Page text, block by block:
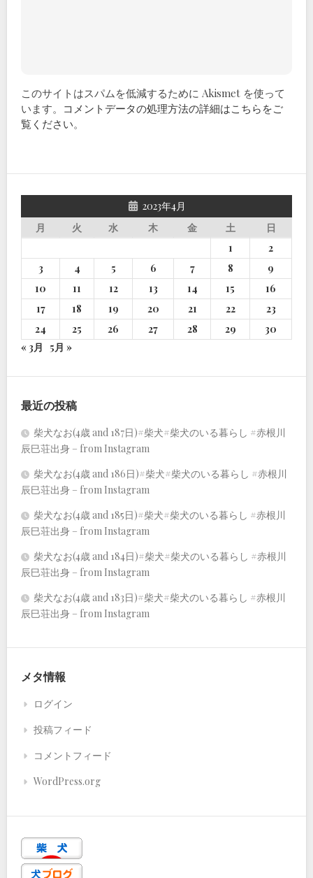
このサイトはスパムを低減するために Akismet を使って
います。 コメントデータの処理方法の詳細はこちらをご
覧ください。
2023年4月
月
火 水 木 金 土
日
1
2
3
4 5 6 7 8
9
10
11 12 13 14 15
16
17
18 19 20 21 22
23
24
25 26 27 28 29
30
« 3月
5月 »
最近の投稿
柴犬なお(4歳 and 187日)#柴犬#柴犬のいる暮らし #赤根川
辰巳荘出身 – from Instagram
柴犬なお(4歳 and 186日)#柴犬#柴犬のいる暮らし #赤根川
辰巳荘出身 – from Instagram
柴犬なお(4歳 and 185日)#柴犬#柴犬のいる暮らし #赤根川
辰巳荘出身 – from Instagram
柴犬なお(4歳 and 184日)#柴犬#柴犬のいる暮らし #赤根川
辰巳荘出身 – from Instagram
柴犬なお(4歳 and 183日)#柴犬#柴犬のいる暮らし #赤根川
辰巳荘出身 – from Instagram
メタ情報
ログイン
投稿フィード
コメントフィード
WordPress.org